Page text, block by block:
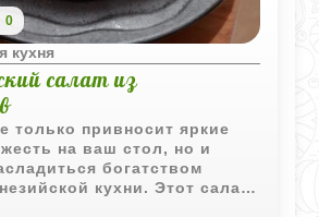
0
кухня
салат из
только привносит яркие
на ваш стол, но и
богатством
кухни. Этот салат
и хрустящие